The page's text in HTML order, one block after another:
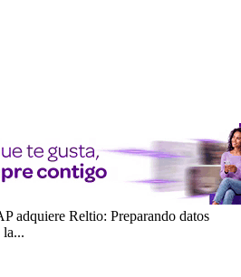
adquiere Reltio: Preparando datos
la...